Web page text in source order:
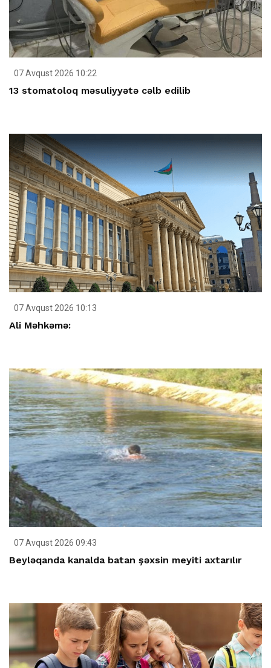
07 Avqust 2026 10:22
13 stomatoloq məsuliyyətə cəlb edilib
07 Avqust 2026 10:13
Ali Məhkəmə:
07 Avqust 2026 09:43
Beyləqanda kanalda batan şəxsin meyiti axtarılır